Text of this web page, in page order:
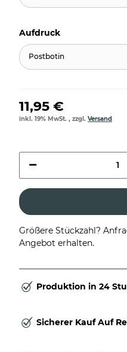
Aufdruck
Postbotin
11,95 €
inkl. 19% MwSt. , zzgl. Versand
Größere Stückzahl?
Angebot erhalten.
Produktion in 24
Sicherer Kauf Auf